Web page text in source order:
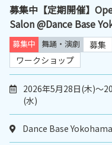
募集中【定期開催】
Salon @Dance Base
募集中 舞踊・演劇
募集
ワークショップ
2026年5月28日(木)～
(水)
Dance Base Yokohama